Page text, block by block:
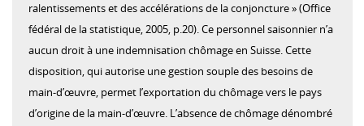
ralentissements et des accélérations de la conjoncture » (Office
fédéral de la statistique, 2005, p.20). Ce personnel saisonnier n’a
aucun droit à une indemnisation chômage en Suisse. Cette
disposition, qui autorise une gestion souple des besoins de
main-d’œuvre, permet l’exportation du chômage vers le pays
d’origine de la main-d’œuvre. L’absence de chômage dénombré